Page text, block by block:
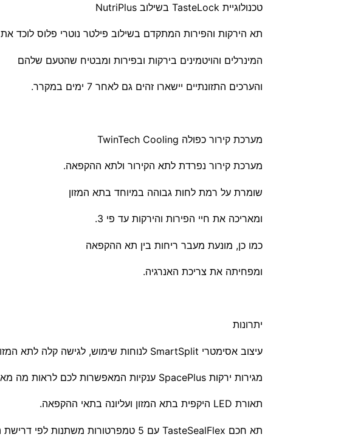
טכנולוגיית TasteLock בשילוב NutriPlus
תא הירקות והפירות המתקדם בשילוב פילטר נוטרי פלוס לוכד את
המינרלים והויטמינים בירקות ובפירות ומבטיח שהטעם שלהם
והערכים התזונתיים יישארו זהים גם לאחר 7 ימים במקרר.
מערכת קירור כפולה TwinTech Cooling
מערכת קירור נפרדת לתא הקירור ולתא ההקפאה.
שומרת על רמת לחות גבוהה במיוחד בתא המזון
ומאריכה את חיי הפירות והירקות עד פי 3.
כמו כן, מונעת מעבר ריחות בין תא ההקפאה
ומפחיתה את צריכת האנרגיה.
יתרונות
עיצוב אסימטרי SmartSplit לנוחות שימוש, לגישה קלה לתא המזון ולהכנסת פריטים גדולים בתא ההקפאה.
מגירות ירקות SpacePlus ענקיות המאפשרות לכם לראות מה מאוחסן בהן.
תאורת LED היקפית בתא המזון ועליונה בתאי ההקפאה.
תא חכם TasteSealFlex עם 5 טמפרטורות משתנות לפי דרישת המשתמש.